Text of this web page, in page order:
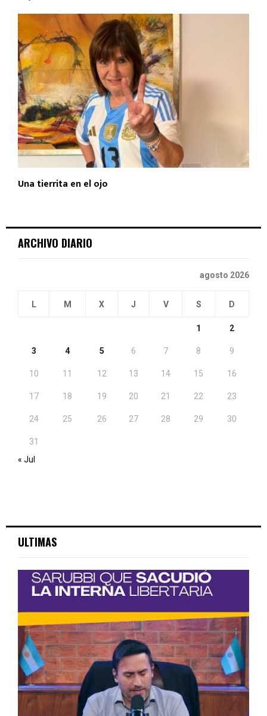
Una tierrita en el ojo
ARCHIVO DIARIO
agosto 2026
L M X J V S D
1 2
3 4 5 6 7 8 9
10 11 12 13 14 15 16
17 18 19 20 21 22 23
24 25 26 27 28 29 30
31
« Jul
ULTIMAS